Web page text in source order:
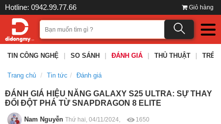
Hotline: 0942.99.77.66 Giỏ hàng
TIN CÔNG NGHỆ SO SÁNH ĐÁNH GIÁ THỦ THUẬT TRÊN
Trang chủ Tin tức Đánh giá
ĐÁNH GIÁ HIỆU NĂNG GALAXY S25 ULTRA: SỰ THAY
ĐỔI ĐỘT PHÁ TỪ SNAPDRAGON 8 ELITE
Nam Nguyễn Thứ hai, 04/11/2024, 1650